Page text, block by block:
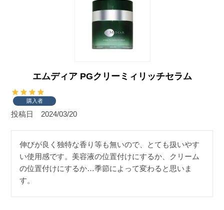
エムディア PGクリーミィリッチセラム
購入者
投稿日 2024/03/20
伸びが良く独特な香り等も無いので、とても扱いやす
い使用感です。美容液の位置付けにするか、クリーム
の位置付けにするか…季節によって変わると思いま
す。